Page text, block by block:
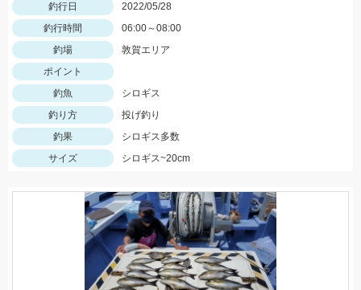
釣行日
2022/05/28
釣行時間
06:00～08:00
釣場
敦賀エリア
ポイント
釣魚
シロギス
釣り方
投げ釣り
釣果
シロギス多数
サイズ
シロギス~20cm